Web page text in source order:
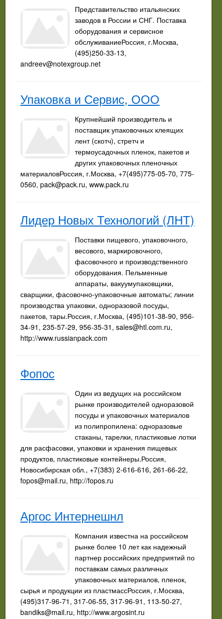
Представительство итальянских
заводов в России и СНГ. Поставка
оборудования и сервисное
обслуживаниеРоссия, г.Москва,
(495)250-33-13,
andreev@notexgroup.net
Упаковка и Сервис, ООО
Крупнейший производитель и
поставщик упаковочных клеящих
лент (скотч), стретч и
термоусадочных пленок, пакетов и
других упаковочных пленочных
материаловРоссия, г.Москва, +7(495)775-05-70, 775-
0560, pack@pack.ru, www.pack.ru
Лидер Новых Технологий (ЛНТ)
Поставки пищевого, упаковочного,
весового, маркировочного,
фасовочного и производственного
оборудования. Пельменные
аппараты, вакуумупаковщики,
сварщики, фасовочно-упаковочные автоматы; линии
производства упаковки, одноразовой посуды,
пакетов, тары.Россия, г.Москва, (495)101-38-90, 956-
34-91, 235-57-29, 956-35-31, sales@htl.com.ru,
http://www.russianpack.com
Фопос
Один из ведущих на российском
рынке производителей одноразовой
посуды и упаковочных материалов
из полипропилена: одноразовые
стаканы, тарелки, пластиковые лотки
для расфасовки, упаковки и хранения пищевых
продуктов, пластиковые контейнеры.Россия,
Новосибирская обл., +7(383) 2-616-616, 261-66-22,
fopos@mail.ru, http://fopos.ru
Аргос Интернешнл
Компания известна на российском
рынке более 10 лет как надежный
партнер российских предприятий по
поставкам самых различных
упаковочных материалов, пленок,
сырья и продукции из пластмассРоссия, г.Москва,
(495)317-96-71, 317-06-55, 317-96-91, 113-50-27,
bandiks@mail.ru, http://www.argosint.ru